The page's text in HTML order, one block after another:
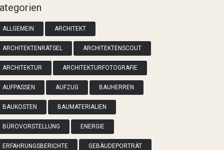
ALLGEMEIN ARCHITEKT
ARCHITEKTENRÄTSEL ARCHITEKTENSCOUT
ARCHITEKTUR ARCHITEKTURFOTOGRAFIE
AUFPASSEN AUFZUG BAUHERREN
BAUKOSTEN BAUMATERIALIEN
BÜROVORSTELLUNG ENERGIE
ERFAHRUNGSBERICHTE GEBÄUDEPORTRÄT